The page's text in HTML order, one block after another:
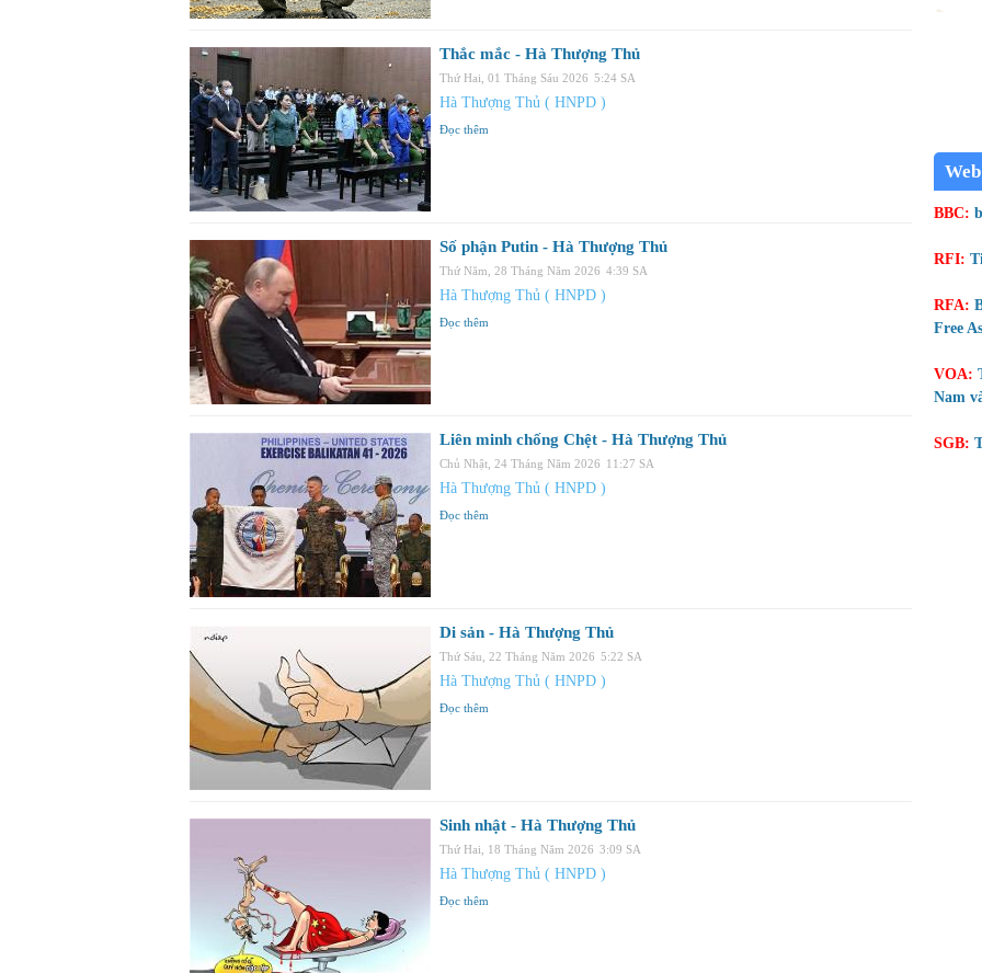
Thắc mắc - Hà Thượng Thủ
Thứ Hai, 01 Tháng Sáu 2026 5:24 SA
Hà Thượng Thủ ( HNPD )
Đọc thêm
Số phận Putin - Hà Thượng Thủ
Thứ Năm, 28 Tháng Năm 2026 4:39 SA
Hà Thượng Thủ ( HNPD )
Đọc thêm
Liên minh chống Chệt - Hà Thượng Thủ
Chủ Nhật, 24 Tháng Năm 2026 11:27 SA
Hà Thượng Thủ ( HNPD )
Đọc thêm
Di sản - Hà Thượng Thủ
Thứ Sáu, 22 Tháng Năm 2026 5:22 SA
Hà Thượng Thủ ( HNPD )
Đọc thêm
Sinh nhật - Hà Thượng Thủ
Thứ Hai, 18 Tháng Năm 2026 3:09 SA
Hà Thượng Thủ ( HNPD )
Đọc thêm
BBC:
RFI:
RFA:
Free
VOA:
Nam
SGB: